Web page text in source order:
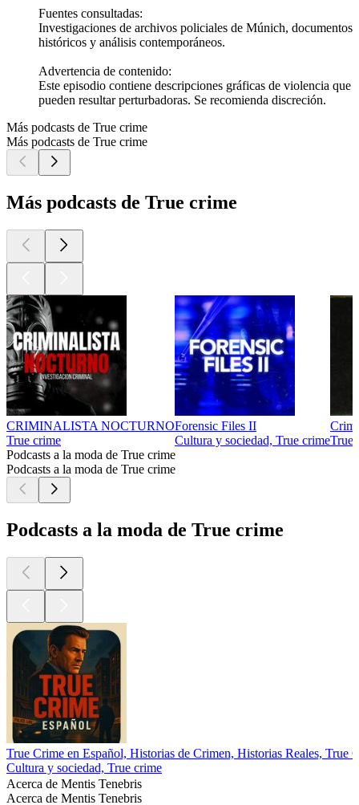
Fuentes consultadas:
Investigaciones de archivos policiales de Múnich, documentos
históricos y análisis contemporáneos.
Advertencia de contenido:
Este episodio contiene descripciones gráficas de violencia que
pueden resultar perturbadoras. Se recomienda discreción.
Más podcasts de True crime
Más podcasts de True crime
Más podcasts de True crime
CRIMINALISTA NOCTURNO
True crime
Forensic Files II
Cultura y sociedad, True crimeTrue
Podcasts a la moda de True crime
Podcasts a la moda de True crime
Podcasts a la moda de True crime
True Crime en Español, Historias de Crimen, Historias Reales, True
Cultura y sociedad, True crime
Acerca de Mentis Tenebris
Acerca de Mentis Tenebris